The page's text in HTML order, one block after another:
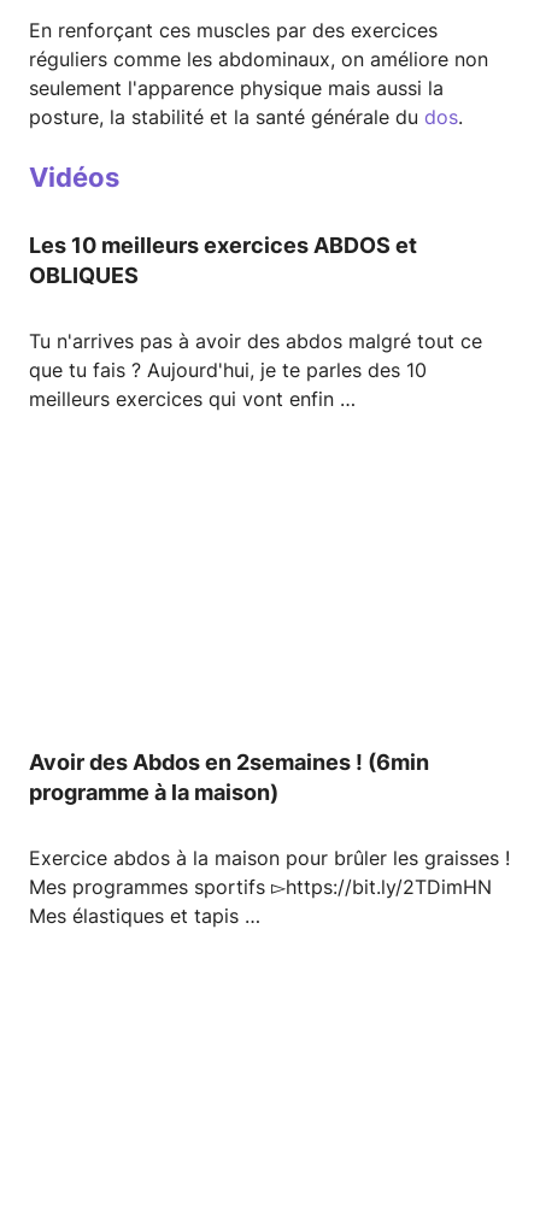
En renforçant ces muscles par des exercices
réguliers comme les abdominaux, on améliore non
seulement l'apparence physique mais aussi la
posture, la stabilité et la santé générale du dos.
Vidéos
Les 10 meilleurs exercices ABDOS et
OBLIQUES
Tu n'arrives pas à avoir des abdos malgré tout ce
que tu fais ? Aujourd'hui, je te parles des 10
meilleurs exercices qui vont enfin …
Avoir des Abdos en 2semaines ! (6min
programme à la maison)
Exercice abdos à la maison pour brûler les graisses !
Mes programmes sportifs ▻https://bit.ly/2TDimHN
Mes élastiques et tapis …